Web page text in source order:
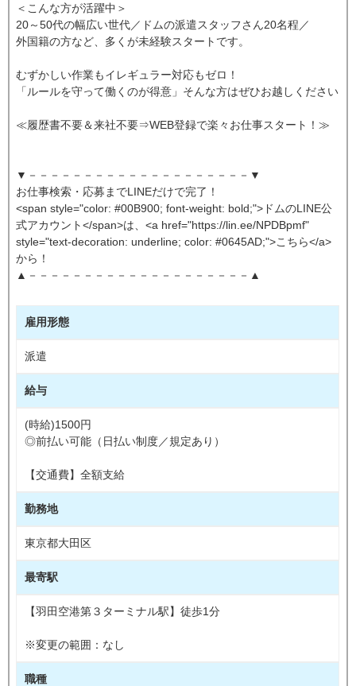
＜こんな方が活躍中＞
20～50代の幅広い世代／ドムの派遣スタッフさん20名程／
外国籍の方など、多くが未経験スタートです。
むずかしい作業もイレギュラー対応もゼロ！
「ルールを守って働くのが得意」そんな方はぜひお越しください
≪履歴書不要＆来社不要⇒WEB登録で楽々お仕事スタート！≫
▼－－－－－－－－－－－－－－－－－－－－▼
お仕事検索・応募までLINEだけで完了！
<span style="color: #00B900; font-weight: bold;">ドムのLINE公
式アカウント</span>は、<a href="https://lin.ee/NPDBpmf"
style="text-decoration: underline; color: #0645AD;">こちら</a>
から！
▲－－－－－－－－－－－－－－－－－－－－▲
雇用形態
派遣
給与
(時給)1500円
◎前払い可能（日払い制度／規定あり）
【交通費】全額支給
勤務地
東京都大田区
最寄駅
【羽田空港第３ターミナル駅】徒歩1分
※変更の範囲：なし
職種